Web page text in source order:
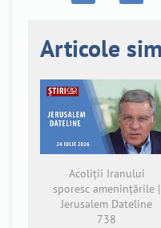
Articole
Acoliții Iranului
sporesc amenințările |
Jerusalem Dateline
738